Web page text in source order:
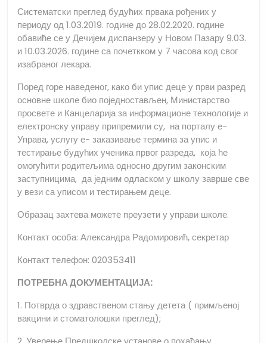
Систематски преглед будућих првака рођених у
периоду од 1.03.2019. године до 28.02.2020. године
обавиће се у Дечијем диспанзеру у Новом Пазару 9.03.
и 10.03.2026. године са почеткком у 7 часова код свог
изабраног лекара.
Поред горе наведеног, како би упис деце у први разред
основне школе био поједностављен, Министарство
просвете и Канцеларија за информационе технологије и
електронску управу припремили су, на порталу е-
Управа, услугу е- заказивање термина за упис и
тестирање будућих ученика првог разреда, која ће
омогућити родитељима односно другим законским
заступницима, да једним одласком у школу заврше све
у вези са уписом и тестирањем деце.
Образац захтева можете преузети у управи школе.
Контакт особа: Александра Радомировић, секретар
Контакт телефон: 020353411
ПОТРЕБНА ДОКУМЕНТАЦИЈА:
1. Потврда о здравственом стању детета ( примљеној
вакцини и стоматолошки преглед);